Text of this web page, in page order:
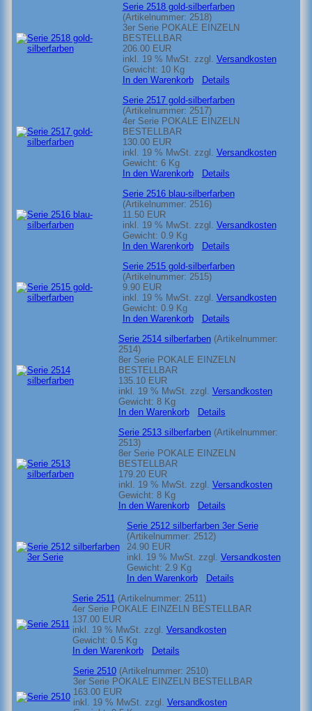
Serie 2518 gold-silberfarben
(Artikelnummer: 2518)
3er Serie POKALE EINZELN
BESTELLBAR
206.00 EUR
inkl. 19 % MwSt. zzgl. Versandkosten
Gewicht: 10 Kg
In den Warenkorb
Details
Serie 2517 gold-silberfarben
(Artikelnummer: 2517)
4er Serie POKALE EINZELN
BESTELLBAR
130.00 EUR
inkl. 19 % MwSt. zzgl. Versandkosten
Gewicht: 6 Kg
In den Warenkorb
Details
Serie 2516 blau-silberfarben
(Artikelnummer: 2516)
11.50 EUR
inkl. 19 % MwSt. zzgl. Versandkosten
Gewicht: 0.9 Kg
In den Warenkorb
Details
Serie 2515 gold-silberfarben
(Artikelnummer: 2515)
9.90 EUR
inkl. 19 % MwSt. zzgl. Versandkosten
Gewicht: 0.9 Kg
In den Warenkorb
Details
Serie 2514 silberfarben (Artikelnummer:
2514)
8er Serie POKALE EINZELN
BESTELLBAR
135.10 EUR
inkl. 19 % MwSt. zzgl. Versandkosten
Gewicht: 8 Kg
In den Warenkorb
Details
Serie 2513 silberfarben (Artikelnummer:
2513)
8er Serie POKALE EINZELN
BESTELLBAR
179.20 EUR
inkl. 19 % MwSt. zzgl. Versandkosten
Gewicht: 8 Kg
In den Warenkorb
Details
Serie 2512 silberfarben 3er Serie
(Artikelnummer: 2512)
24.90 EUR
inkl. 19 % MwSt. zzgl. Versandkosten
Gewicht: 2.9 Kg
In den Warenkorb
Details
Serie 2511 (Artikelnummer: 2511)
4er Serie POKALE EINZELN BESTELLBAR
137.00 EUR
inkl. 19 % MwSt. zzgl. Versandkosten
Gewicht: 0.5 Kg
In den Warenkorb
Details
Serie 2510 (Artikelnummer: 2510)
3er Serie POKALE EINZELN BESTELLBAR
163.00 EUR
inkl. 19 % MwSt. zzgl. Versandkosten